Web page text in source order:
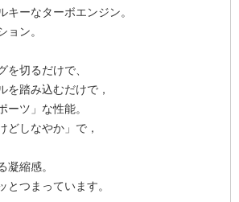
キーなターボエンジン。
ョン。
を切るだけで、
を踏み込むだけで，
ーツ」な性能。
どしなやか」で，
凝縮感。
とつまっています。